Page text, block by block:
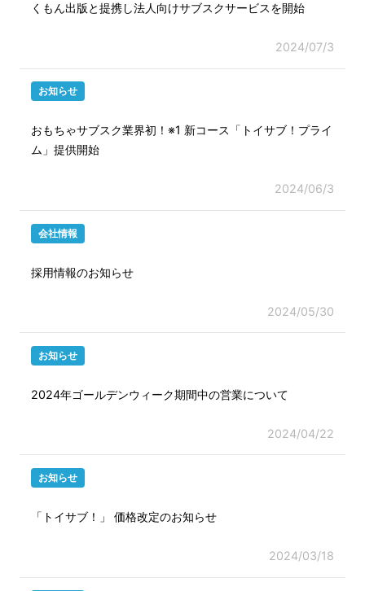
くもん出版と提携し法人向けサブスクサービスを開始
2024/07/3
お知らせ
おもちゃサブスク業界初！※1 新コース「トイサブ！プライ
ム」提供開始
2024/06/3
会社情報
採用情報のお知らせ
2024/05/30
お知らせ
2024年ゴールデンウィーク期間中の営業について
2024/04/22
お知らせ
「トイサブ！」 価格改定のお知らせ
2024/03/18